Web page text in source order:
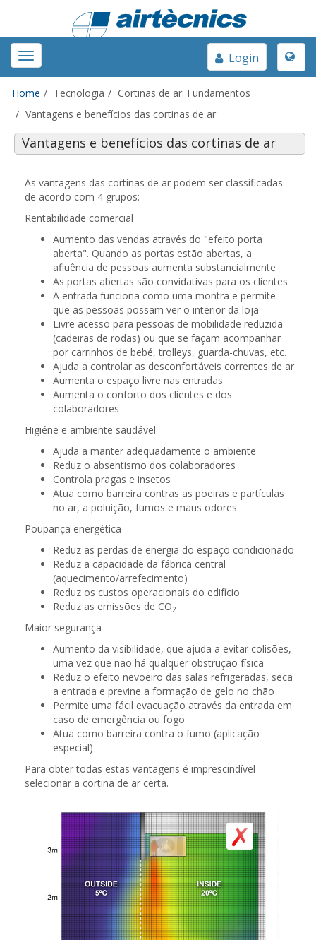
Toggle
navigation
Toggle
Login
Home Tecnologia
Cortinas de ar: Fundamentos
Vantagens e benefícios das cortinas de ar
Vantagens e benefícios das cortinas de ar
As vantagens das cortinas de ar podem ser classificadas
de acordo com 4 grupos:
Rentabilidade comercial
Aumento das vendas através do "efeito porta
aberta". Quando as portas estão abertas, a
afluência de pessoas aumenta substancialmente
As portas abertas são convidativas para os clientes
A entrada funciona como uma montra e permite
que as pessoas possam ver o interior da loja
Livre acesso para pessoas de mobilidade reduzida
(cadeiras de rodas) ou que se façam acompanhar
por carrinhos de bebé, trolleys, guarda-chuvas, etc.
Ajuda a controlar as desconfortáveis correntes de ar
Aumenta o espaço livre nas entradas
Aumenta o conforto dos clientes e dos
colaboradores
Higiéne e ambiente saudável
Ajuda a manter adequadamente o ambiente
Reduz o absentismo dos colaboradores
Controla pragas e insetos
Atua como barreira contras as poeiras e partículas
no ar, a poluição, fumos e maus odores
Poupança energética
Reduz as perdas de energia do espaço condicionado
Reduz a capacidade da fábrica central
(aquecimento/arrefecimento)
Reduz os custos operacionais do edifício
Reduz as emissões de CO2
Maior segurança
Aumento da visibilidade, que ajuda a evitar colisões,
uma vez que não há qualquer obstrução física
Reduz o efeito nevoeiro das salas refrigeradas, seca
a entrada e previne a formação de gelo no chão
Permite uma fácil evacuação através da entrada em
caso de emergência ou fogo
Atua como barreira contra o fumo (aplicação
especial)
Para obter todas estas vantagens é imprescindível
selecionar a cortina de ar certa.